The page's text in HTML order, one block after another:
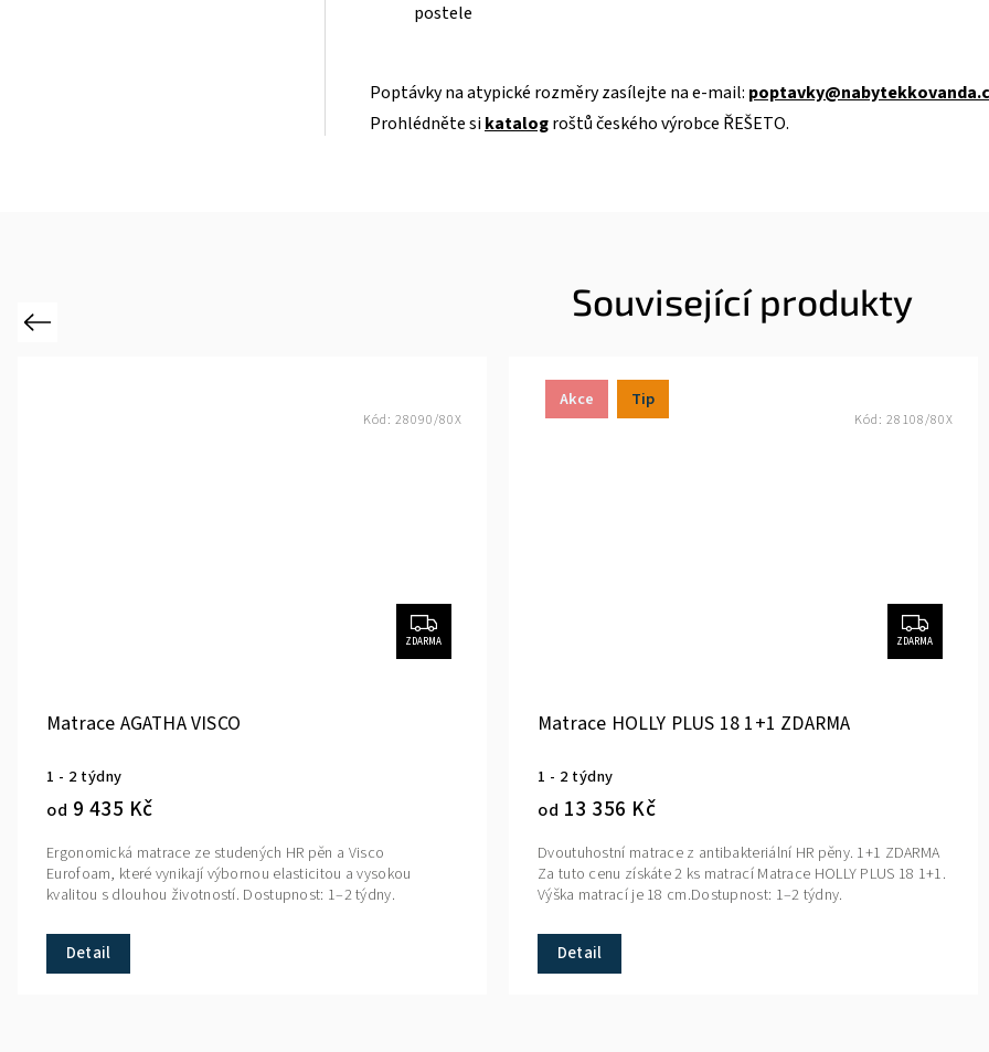
postele
Poptávky na atypické rozměry zasílejte na e-mail:
Prohlédněte sikatalogroštů českého výrobce ŘEŠETO.
Související produkty
Previous
ZDARMA
Matrace AGATHA VISCO
1 - 2 týdny
od 9 435 Kč
Detail
Ergonomická matrace ze studených HR pěn a Visco
Eurofoam, které vynikají výbornou elasticitou a vysokou
kvalitou s dlouhou životností. Dostupnost: 1–2 týdny.
Kód: 28090/80X
Akce Tip
ZDARMA
Matrace HOLLY PLUS 18 1+1 ZDARMA
1 - 2 týdny
od 13 356 Kč
Detail
Dvoutuhostní matrace z antibakteriální HR pěny. 1+1 ZDARMA
Za tuto cenu získáte 2 ks matrací Matrace HOLLY PLUS 18 1+1.
Výška matrací je 18 cm.Dostupnost: 1–2 týdny.
Kód: 28108/80X